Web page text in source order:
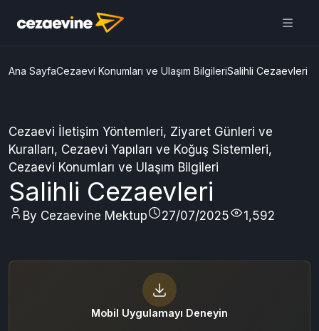
Cezaevine Mektup | Online
Mektup Yazdır ve Cezaevine
Ana Sayfa Cezaevi Konumları ve Ulaşım Bilgileri Salihli Cezaevleri
Cezaevi İletişim Yöntemleri ,Ziyaret Günleri ve
Kuralları,Cezaevi Yapıları ve Koğuş Sistemleri,
Salihli Cezaevleri
By Cezaevine Mektup 27/07/2025